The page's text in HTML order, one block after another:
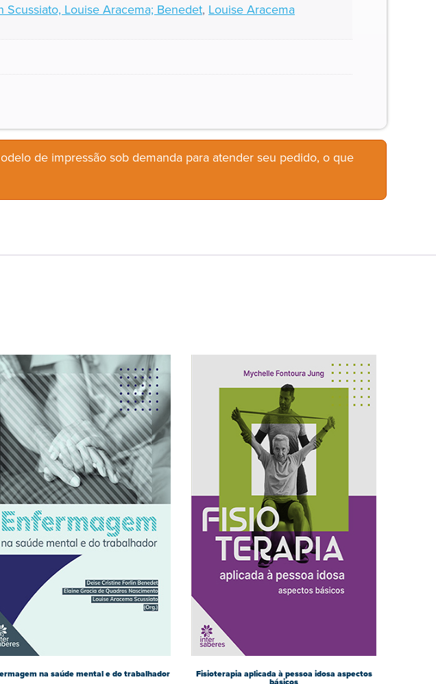
Scussiato, Louise Aracema; Benedet, Louise Aracema
de impressão sob demanda para atender seu pedido, o que
na saúde mental e do trabalhador Fisioterapia aplicada à pessoa idosa aspectos